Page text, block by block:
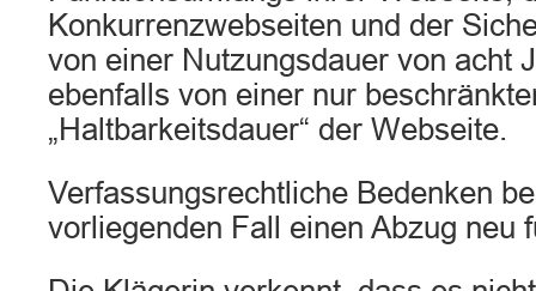
Konkurrenzwebseiten und der
von einer Nutzungsdauer von acht
ebenfalls von einer nur
„Haltbarkeitsdauer“ der Webseite.
Verfassungsrechtliche Bedenken
vorliegenden Fall einen Abzug neu